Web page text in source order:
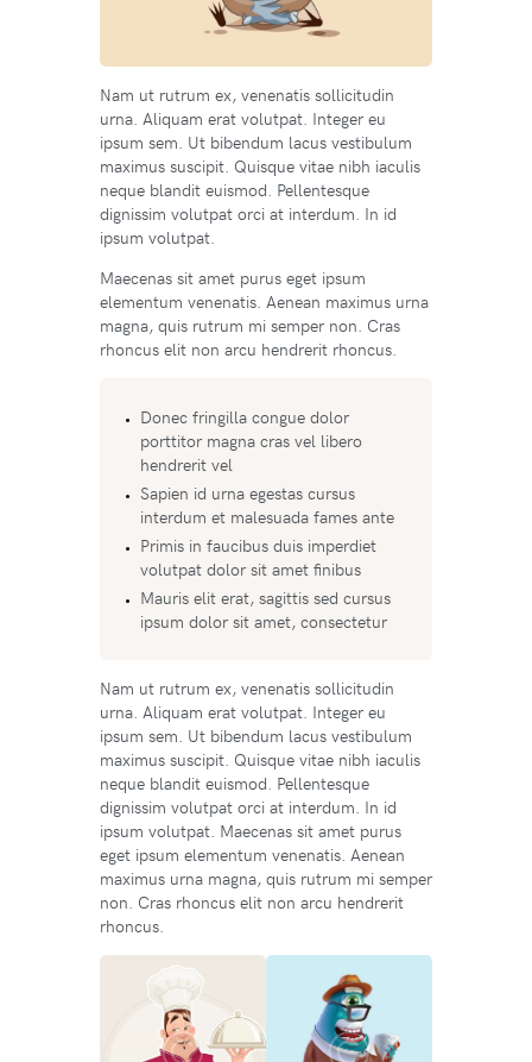
Nam ut rutrum ex, venenatis sollicitudin
urna. Aliquam erat volutpat. Integer eu
ipsum sem. Ut bibendum lacus vestibulum
maximus suscipit. Quisque vitae nibh iaculis
neque blandit euismod. Pellentesque
dignissim volutpat orci at interdum. In id
ipsum volutpat.
Maecenas sit amet purus eget ipsum
elementum venenatis. Aenean maximus urna
magna, quis rutrum mi semper non. Cras
rhoncus elit non arcu hendrerit rhoncus.
Donec fringilla congue dolor
porttitor magna cras vel libero
hendrerit vel
Sapien id urna egestas cursus
interdum et malesuada fames ante
Primis in faucibus duis imperdiet
volutpat dolor sit amet finibus
Mauris elit erat, sagittis sed cursus
ipsum dolor sit amet, consectetur
Nam ut rutrum ex, venenatis sollicitudin
urna. Aliquam erat volutpat. Integer eu
ipsum sem. Ut bibendum lacus vestibulum
maximus suscipit. Quisque vitae nibh iaculis
neque blandit euismod. Pellentesque
dignissim volutpat orci at interdum. In id
ipsum volutpat. Maecenas sit amet purus
eget ipsum elementum venenatis. Aenean
maximus urna magna, quis rutrum mi semper
non. Cras rhoncus elit non arcu hendrerit
rhoncus.